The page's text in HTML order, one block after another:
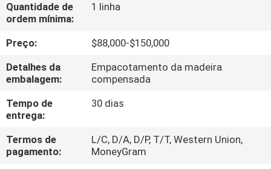
VISITA
À
FÁBRICA
CONTROLE
DE
QUALIDADE
Quantidade de
ordem mínima:
1 linha
Preço:
$88,000-$150,000
Detalhes da
embalagem:
Empacotamento da madeira
compensada
Tempo de
entrega:
30 dias
Termos de
pagamento:
L/C, D/A, D/P, T/T, Western Union,
MoneyGram